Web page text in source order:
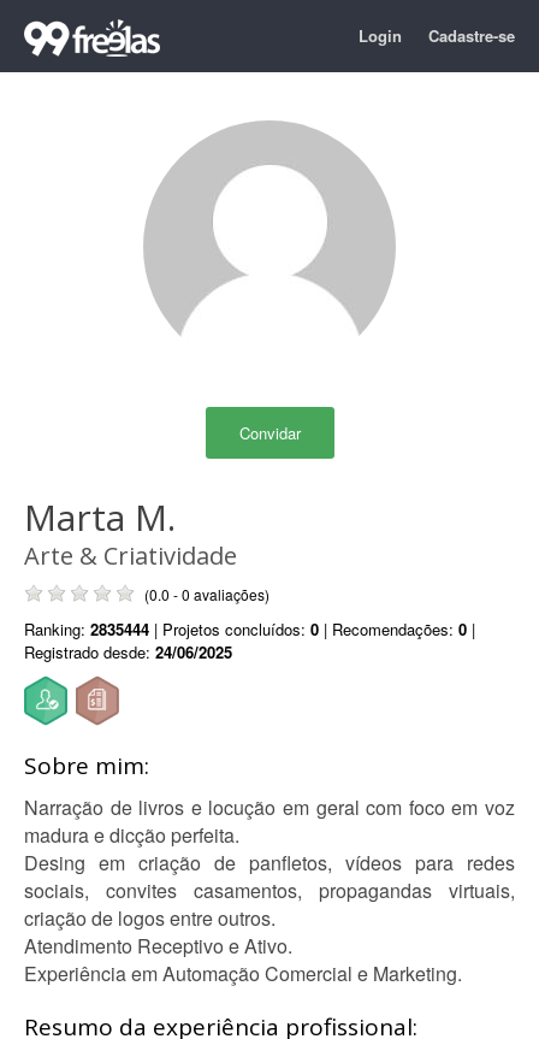
Login Cadastre-se
Convidar
Marta M.
Arte & Criatividade
(0.0 - 0 avaliações)
Ranking: 2835444 | Projetos concluídos: 0 | Recomendações: 0 |
Registrado desde: 24/06/2025
Sobre mim:
Narração de livros e locução em geral com foco em voz
madura e dicção perfeita.
Desing em criação de panfletos, vídeos para redes
sociais, convites casamentos, propagandas virtuais,
criação de logos entre outros.
Atendimento Receptivo e Ativo.
Experiência em Automação Comercial e Marketing.
Resumo da experiência profissional: